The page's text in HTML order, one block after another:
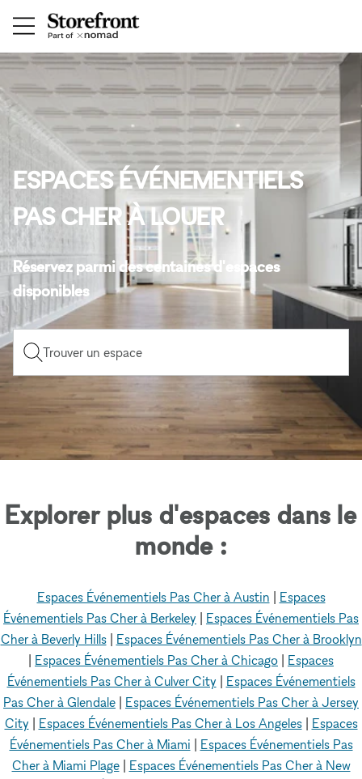
ESPACES ÉVÉNEMENTIELS
PAS CHER À LOUER
Réservez parmi des centaines d'espaces
disponibles
Trouver un espace
Explorer plus d'espaces dans le
monde :
Espaces Événementiels Pas Cher à Austin
Espaces
Événementiels Pas Cher à Berkeley
Espaces Événementiels Pas
Cher à Beverly Hills| Espaces Événementiels Pas Cher à Brooklyn
Espaces Événementiels Pas Cher à Chicago
Espaces
Événementiels Pas Cher à Culver City
Espaces Événementiels
Pas Cher à Glendale
Espaces Événementiels Pas Cher à Jersey
City
Espaces Événementiels Pas Cher à Los Angeles| Espaces
Événementiels Pas Cher à Miami
Espaces Événementiels Pas
Cher à Miami Plage| Espaces Événementiels Pas Cher à New